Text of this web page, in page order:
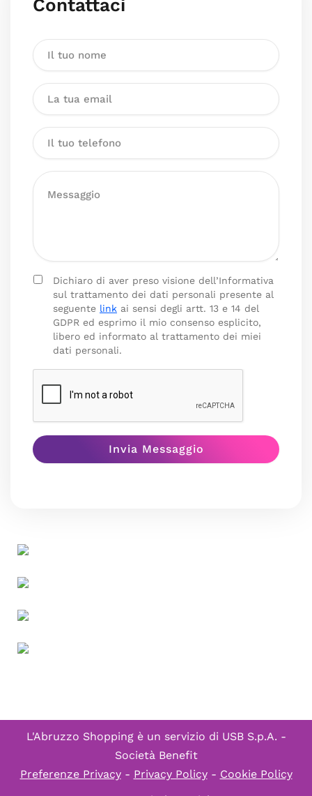
Contattaci
Dichiaro di aver preso visione dell’Informativa
sul trattamento dei dati personali presente al
seguente link ai sensi degli artt. 13 e 14 del
GDPR ed esprimo il mio consenso esplicito,
libero ed informato al trattamento dei miei
dati personali.
L'Abruzzo Shopping è un servizio di USB S.p.A. -
Società Benefit
Preferenze Privacy- Privacy Policy- Cookie Policy